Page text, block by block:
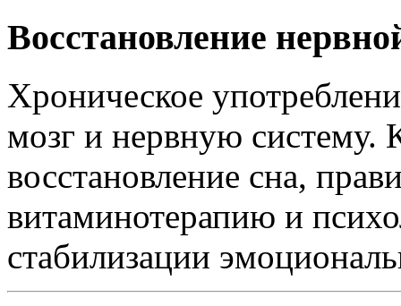
Восстановление
Хроническое
мозг и нервную систему.
восстановление сна,
витаминотерапию и
стабилизации